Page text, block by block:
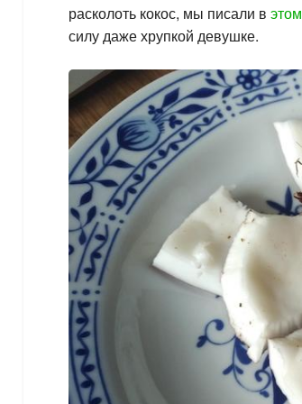
расколоть кокос, мы писали в этом
силу даже хрупкой девушке.